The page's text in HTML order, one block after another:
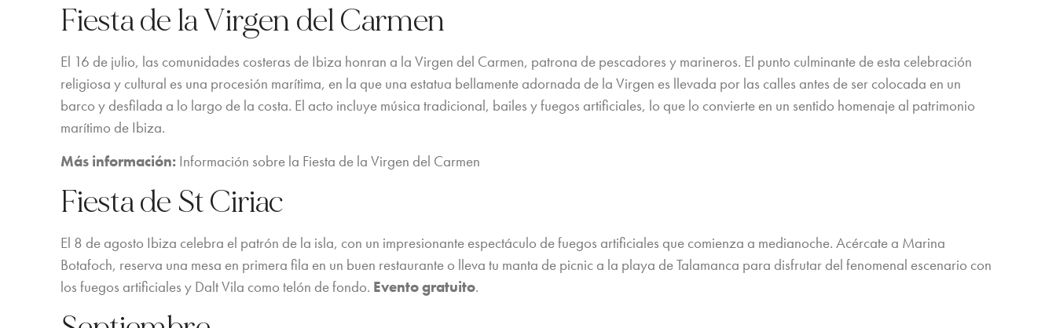
Fiesta de la Virgen del Carmen
El 16 de julio, las comunidades costeras de Ibiza honran a la Virgen del Carmen, patrona de pescadores y marineros. El punto culminante de esta celebración
religiosa y cultural es una procesión marítima, en la que una estatua bellamente adornada de la Virgen es llevada por las calles antes de ser colocada en un
barco y desfilada a lo largo de la costa. El acto incluye música tradicional, bailes y fuegos artificiales, lo que lo convierte en un sentido homenaje al patrimonio
marítimo de Ibiza.
Más información:Información sobre la Fiesta de la Virgen del Carmen
Fiesta de St Ciriac
El 8 de agosto Ibiza celebra el patrón de la isla, con un impresionante espectáculo de fuegos artificiales que comienza a medianoche. Acércate a Marina
Botafoch, reserva una mesa en primera fila en un buen restaurante o lleva tu manta de picnic a la playa de Talamanca para disfrutar del fenomenal escenario con
los fuegos artificiales y Dalt Vila como telón de fondo. Evento gratuito.